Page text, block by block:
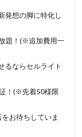
発想の脚に特化し
題！(※追加費用一
るならセルライト
！(※先着50様限
お待ちしていま